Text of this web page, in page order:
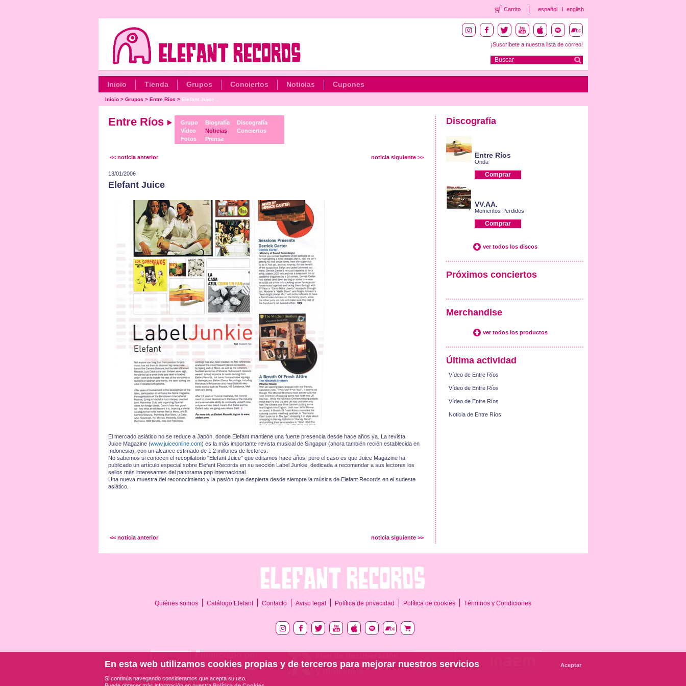
Carrito español english
¡Suscríbete a nuestra lista de correo!
Inicio Tienda Grupos Conciertos Noticias Cupones
Inicio> Grupos > Entre Ríos > Elefant Juice...
Entre Ríos
Grupo
Vídeo
Fotos
Biografía
Noticias
Prensa
Discografía
Conciertos
<< noticia anterior noticia siguiente >>
13/01/2006
Elefant Juice
El mercado asiático no se reduce a Japón, donde Elefant mantiene una fuerte presencia desde hace años ya. La revista
Juice Magazine (www.juiceonline.com) es la más importante revista musical de Singapur (ahora también recién establecida en
Indonesia), con un alcance estimado de 1.2 millones de lectores.
No sabemos si conocen el recopilatorio "Elefant Juice" que editamos hace años, pero el caso es que Juice Magazine ha
publicado un artículo especial sobre Elefant Records en su sección Label Junkie, dedicada a recomendar a sus lectores los
sellos más interesantes del panorama pop internacional.
Una nueva muestra del reconocimiento y la pasión que despierta desde siempre la música de Elefant Records en el sudeste
asiático.
<< noticia anterior noticia siguiente >>
Discografía
Entre Ríos
Onda
Comprar
VV.AA.
Momentos Perdidos
Comprar
ver todos los discos
Próximos conciertos
Merchandise
ver todos los productos
Última actividad
Vídeo de Entre Ríos
Vídeo de Entre Ríos
Vídeo de Entre Ríos
Noticia de Entre Ríos
Quiénes somos Catálogo Elefant Contacto Aviso legal Política de privacidad Política de cookies Términos y Condiciones
En esta web utilizamos cookies propias y de terceros para mejorar nuestros servicios
Si continúa navegando consideramos que acepta su uso.
Aceptar